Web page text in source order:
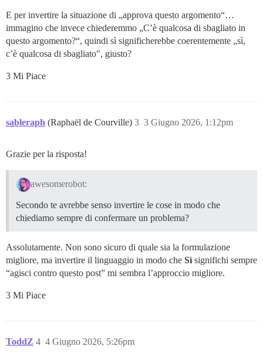
E per invertire la situazione di „approva questo argomento“…
immagino che invece chiederemmo „C’è qualcosa di sbagliato in
questo argomento?“, quindi sì significherebbe coerentemente „sì,
c’è qualcosa di sbagliato", giusto?
3 Mi Piace
sableraph (Raphaël de Courville) 3 Giugno 2026, 1:12pm
3
Grazie per la risposta!
awesomerobot:
Secondo te avrebbe senso invertire le cose in modo che
chiediamo sempre di confermare un problema?
Assolutamente. Non sono sicuro di quale sia la formulazione
migliore, ma invertire il linguaggio in modo che Sì significhi sempre
“agisci contro questo post” mi sembra l’approccio migliore.
3 Mi Piace
ToddZ 4 Giugno 2026, 5:26pm
4